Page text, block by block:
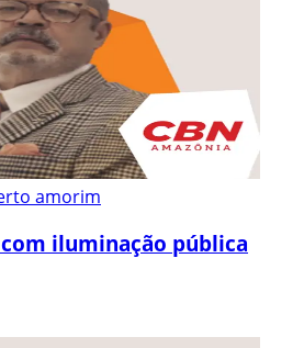
amorim
iluminação pública